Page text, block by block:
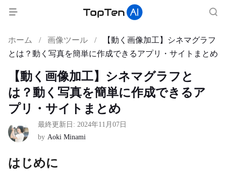
ホーム / 画像ツール /
【動く画像加工】シネマグラフ
とは？動く写真を簡単に作成できるアプリ・サイトまとめ
【動く画像加工】シネマグラフと
は？動く写真を簡単に作成できるア
プリ・サイトまとめ
最終更新日: 2024年11月07日
by Aoki Minami
はじめに